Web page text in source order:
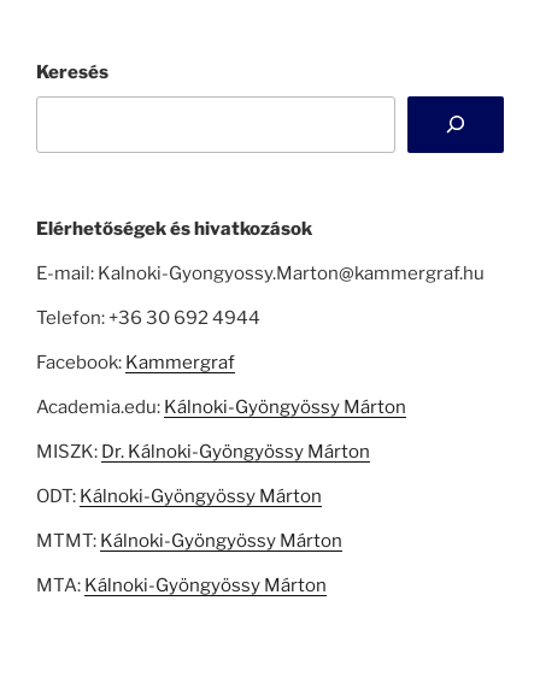
Keresés
Elérhetőségek és hivatkozások
E-mail: Kalnoki-Gyongyossy.Marton@kammergraf.hu
Telefon: +36 30 692 4944
Facebook: Kammergraf
Academia.edu: Kálnoki-Gyöngyössy Márton
MISZK: Dr. Kálnoki-Gyöngyössy Márton
ODT: Kálnoki-Gyöngyössy Márton
MTMT: Kálnoki-Gyöngyössy Márton
MTA: Kálnoki-Gyöngyössy Márton